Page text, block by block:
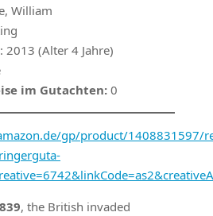
William
: 2013 (Alter 4 Jahre)
im Gutachten: 0
gp/product/1408831597/
, the British invaded